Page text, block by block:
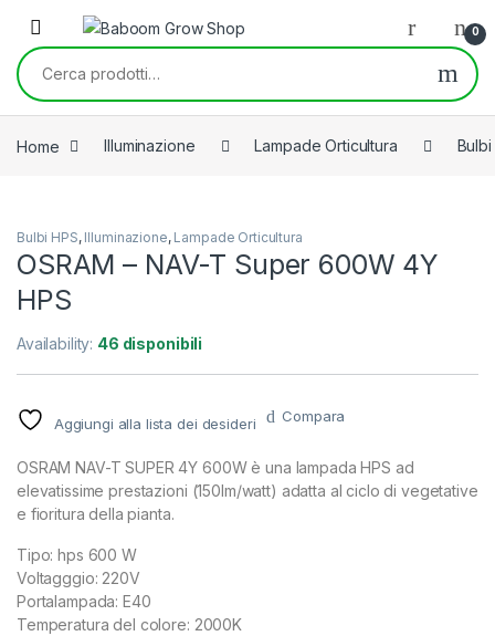
Skip to navigation
Skip to content
0
Cerca:
Home Illuminazione Lampade Orticultura Bulbi
Bulbi HPS, Illuminazione, Lampade Orticultura
OSRAM – NAV-T Super 600W 4Y
HPS
Availability: 46 disponibili
Aggiungi alla lista dei desideri Compara
OSRAM NAV-T SUPER 4Y 600W è una lampada HPS ad
elevatissime prestazioni (150lm/watt) adatta al ciclo di vegetative
e fioritura della pianta.
Tipo: hps 600 W
Voltagggio: 220V
Portalampada: E40
Temperatura del colore: 2000K